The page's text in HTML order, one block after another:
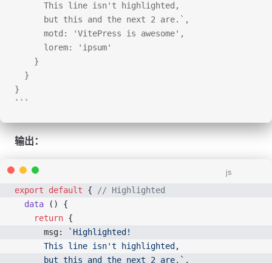
      This line isn't highlighted,
      but this and the next 2 are.`,
      motd: 'VitePress is awesome',
      lorem: 'ipsum'
    }
  }
}
```
输出：
js
export default {
// Highlighted
  data
() {
    return
{
      msg:
`Highlighted!
      This line isn't highlighted,
      but this and the next 2 are.`
,